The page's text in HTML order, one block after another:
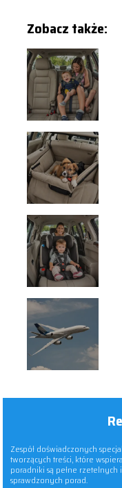
Zobacz także:
Zespół doświadczonych
tworzących treści, które
poradniki są pełne
sprawdzonych porad.